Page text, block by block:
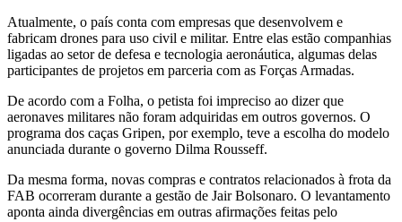
Atualmente, o país conta com empresas que desenvolvem e
fabricam drones para uso civil e militar. Entre elas estão companhias
ligadas ao setor de defesa e tecnologia aeronáutica, algumas delas
participantes de projetos em parceria com as Forças Armadas.
De acordo com a Folha, o petista foi impreciso ao dizer que
aeronaves militares não foram adquiridas em outros governos. O
programa dos caças Gripen, por exemplo, teve a escolha do modelo
anunciada durante o governo Dilma Rousseff.
Da mesma forma, novas compras e contratos relacionados à frota da
FAB ocorreram durante a gestão de Jair Bolsonaro. O levantamento
aponta ainda divergências em outras afirmações feitas pelo